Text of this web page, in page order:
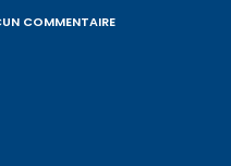
COMMENTAIRE